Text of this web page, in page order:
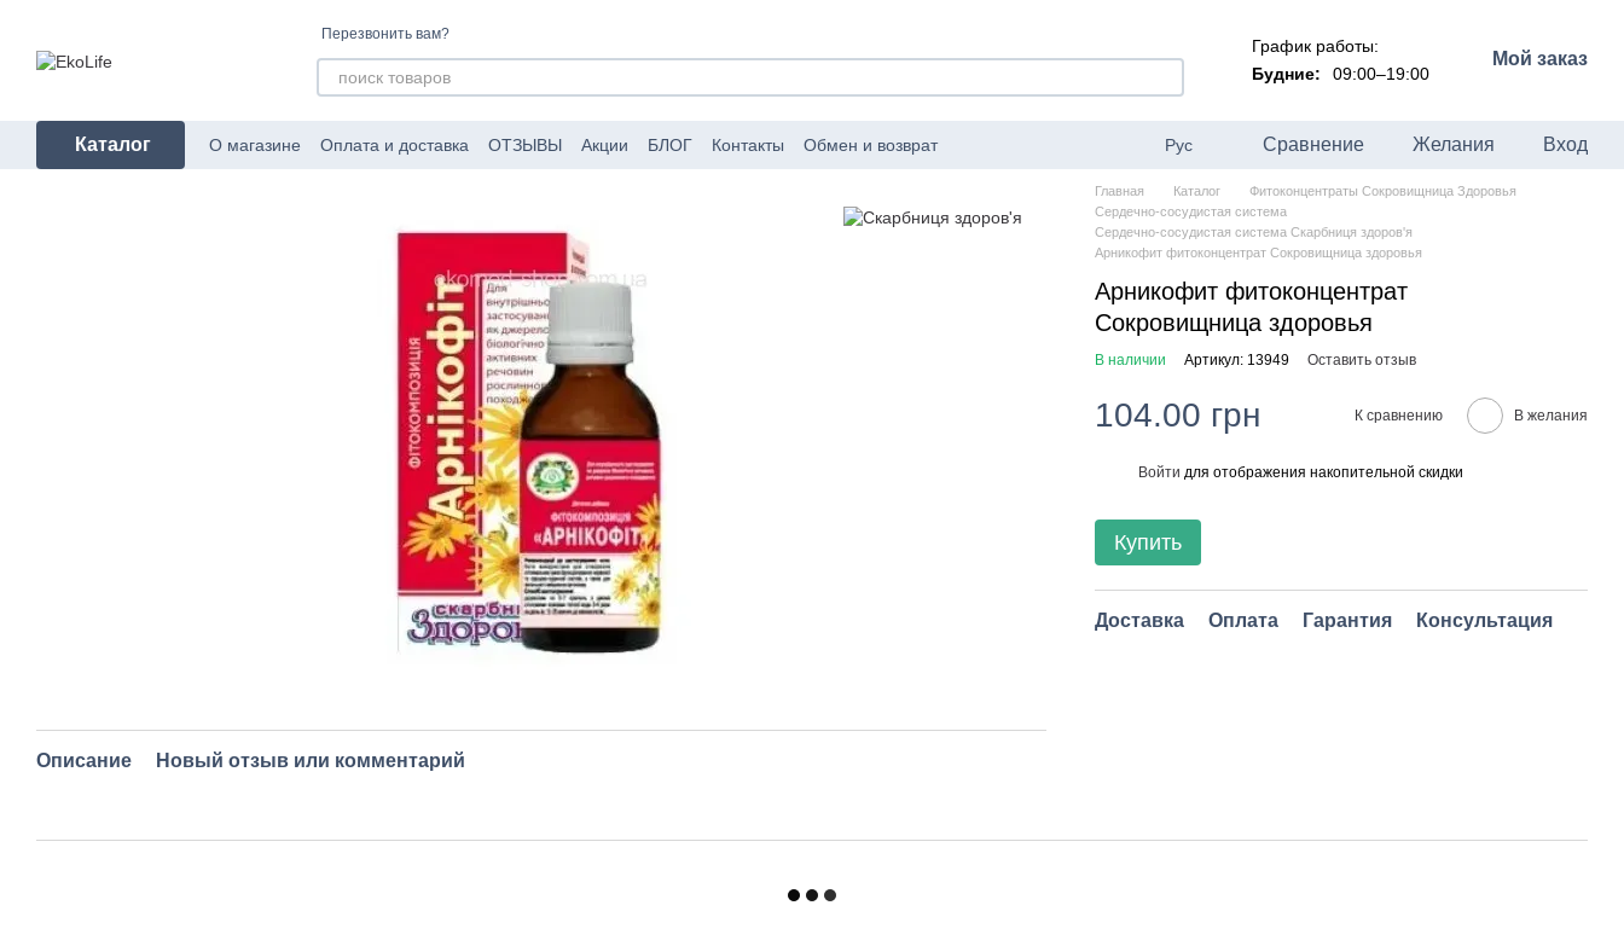
Перезвонить вам?
График работы:
Будние:
09:00–19:00
Мой заказ
Каталог О магазине Оплата и доставка ОТЗЫВЫ Акции БЛОГ Контакты
Обмен и возврат
Рус Сравнение Желания Вход
Описание Новый отзыв или комментарий
Главная Каталог
Фитоконцентраты Сокровищница Здоровья
Сердечно-сосудистая система
Сердечно-сосудистая система Скарбниця здоров'я
Арникофит фитоконцентрат Сокровищница здоровья
Арникофит фитоконцентрат
Сокровищница здоровья
В наличии Артикул: 13949 Оставить отзыв
104.00 грн К сравнению В желания
Войти для отображения накопительной скидки
Купить
Доставка Оплата Гарантия Консультация